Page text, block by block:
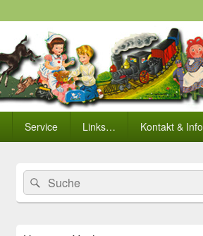
Service Links… Kontakt & Info
Primärer
Seitenleisten
Widget-
Bereich
Search
for:
Suche